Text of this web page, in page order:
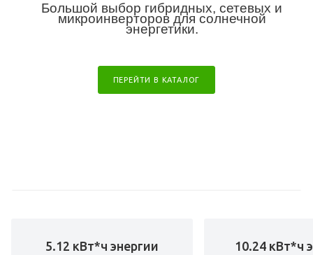
Большой выбор гибридных, сетевых и
микроинверторов для солнечной
энергетики.
ПЕРЕЙТИ В КАТАЛОГ
5.12 кВт*ч энергии 10.24 кВт*ч